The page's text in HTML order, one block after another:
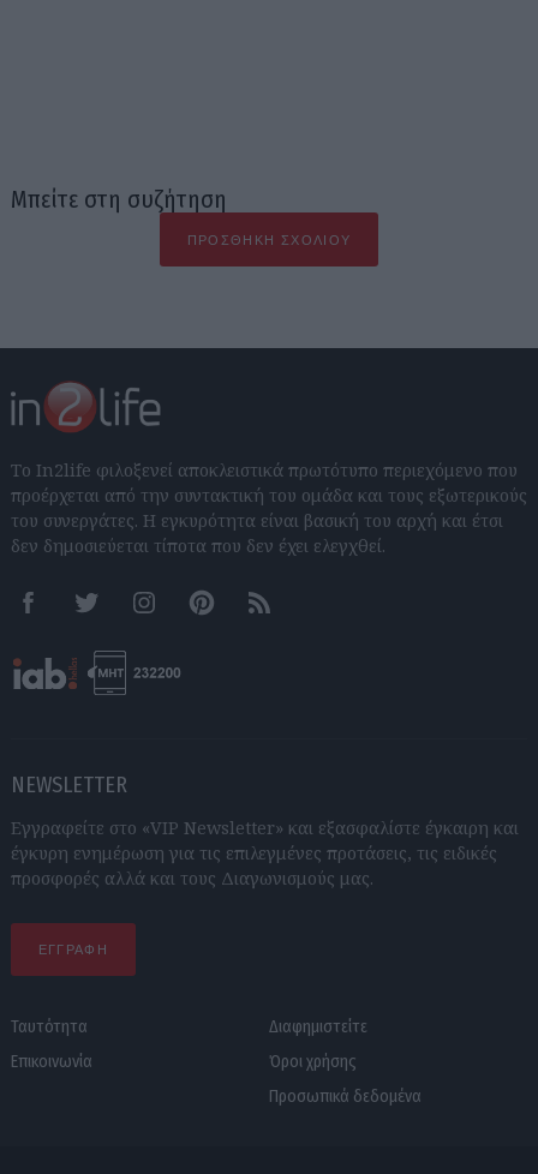
Μπείτε στη συζήτηση
ΠΡΟΣΘΉΚΗ ΣΧΟΛΊΟΥ
Το In2life φιλοξενεί αποκλειστικά πρωτότυπο περιεχόμενο που
προέρχεται από την συντακτική του ομάδα και τους εξωτερικούς
του συνεργάτες. Η εγκυρότητα είναι βασική του αρχή και έτσι
δεν δημοσιεύεται τίποτα που δεν έχει ελεγχθεί.
FacebookTwitter InstagramPinterestRSS feeds
NEWSLETTER
Εγγραφείτε στο «VIP Newsletter» και εξασφαλίστε έγκαιρη και
έγκυρη ενημέρωση για τις επιλεγμένες προτάσεις, τις ειδικές
προσφορές αλλά και τους Διαγωνισμούς μας.
ΕΓΓΡΑΦΗ
Ταυτότητα
Επικοινωνία
Διαφημιστείτε
Όροι χρήσης
Προσωπικά δεδομένα